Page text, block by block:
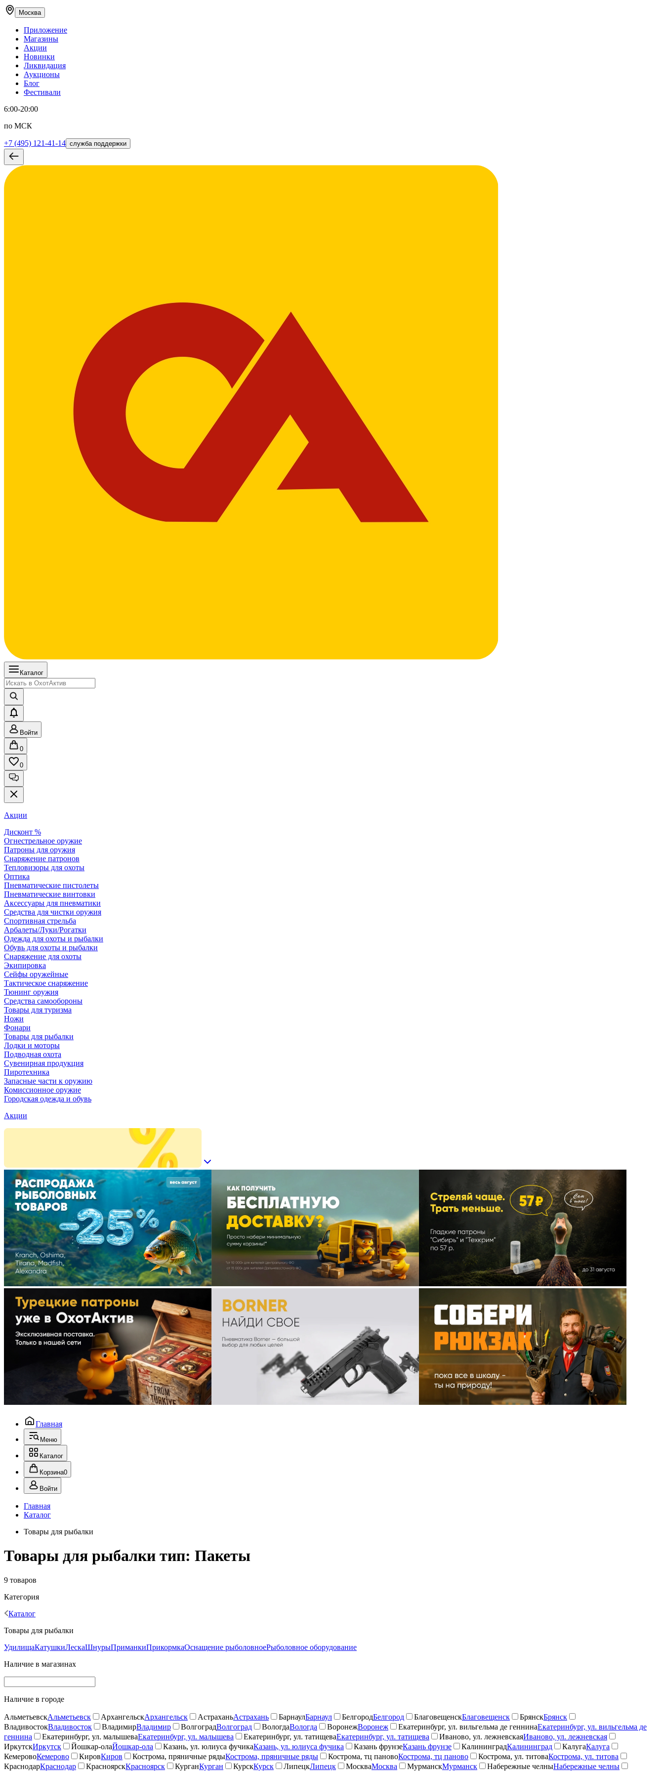
Москва
Приложение
Магазины
Акции
Новинки
Ликвидация
Аукционы
Блог
Фестивали
6:00-20:00
по МСК
+7 (495) 121-41-14 служба поддержки
Каталог
Войти
0
0
Акции
Дисконт %
Огнестрельное оружие
Патроны для оружия
Снаряжение патронов
Тепловизоры для охоты
Оптика
Пневматические пистолеты
Пневматические винтовки
Аксессуары для пневматики
Средства для чистки оружия
Спортивная стрельба
Арбалеты/Луки/Рогатки
Одежда для охоты и рыбалки
Обувь для охоты и рыбалки
Снаряжение для охоты
Экипировка
Сейфы оружейные
Тактическое снаряжение
Тюнинг оружия
Средства самообороны
Товары для туризма
Ножи
Фонари
Товары для рыбалки
Лодки и моторы
Подводная охота
Сувенирная продукция
Пиротехника
Запасные части к оружию
Комиссионное оружие
Городская одежда и обувь
Акции
Главная
Меню
Каталог
Корзина0
Войти
Главная
Каталог
Товары для рыбалки
Товары для рыбалки тип: Пакеты
9 товаров
Категория
Каталог
Товары для рыбалки
УдилищаКатушкиЛескаШнурыПриманкиПрикормкаОснащение рыболовноеРыболовное оборудование
Наличие в магазинах
Наличие в городе
АльметьевскАльметьевск АрхангельскАрхангельск АстраханьАстрахань БарнаулБарнаул БелгородБелгород БлаговещенскБлаговещенск БрянскБрянск
ВладивостокВладивосток ВладимирВладимир ВолгоградВолгоград ВологдаВологда ВоронежВоронеж Екатеринбург, ул. вильгельма де геннинаЕкатеринбург, ул. вильгельма де
геннина
Екатеринбург, ул. малышеваЕкатеринбург, ул. малышева Екатеринбург, ул. татищеваЕкатеринбург, ул. татищева Иваново, ул. лежневскаяИваново, ул. лежневская
ИркутскИркутск Йошкар-олаЙошкар-ола Казань, ул. юлиуса фучикаКазань, ул. юлиуса фучика Казань фрунзеКазань фрунзе КалининградКалининград КалугаКалуга
КемеровоКемерово КировКиров Кострома, пряничные рядыКострома, пряничные ряды Кострома, тц пановоКострома, тц паново Кострома, ул. титоваКострома, ул. титова
КраснодарКраснодар КрасноярскКрасноярск КурганКурган КурскКурск ЛипецкЛипецк МоскваМосква МурманскМурманск Набережные челныНабережные челны